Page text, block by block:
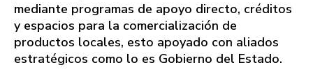
mediante programas de apoyo directo, créditos
y espacios para la comercialización de
productos locales, esto apoyado con aliados
estratégicos como lo es Gobierno del Estado.